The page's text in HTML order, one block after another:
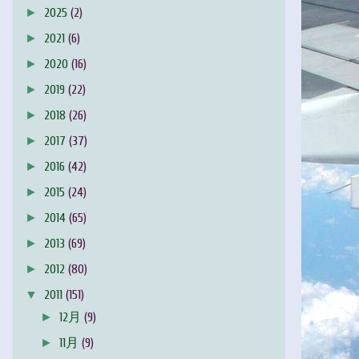
► 2025 (2)
► 2021 (6)
► 2020 (16)
► 2019 (22)
► 2018 (26)
► 2017 (37)
► 2016 (42)
► 2015 (24)
► 2014 (65)
► 2013 (69)
► 2012 (80)
▼ 2011 (151)
►12月(9)
►11月(9)